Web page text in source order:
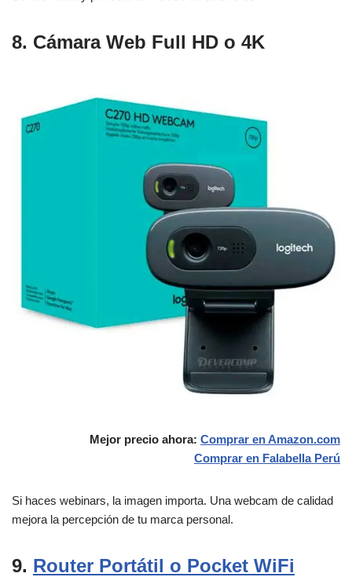
8. Cámara Web Full HD o 4K
Mejor precio ahora: Comprar en Amazon.com
Comprar en Falabella Perú
Si haces webinars, la imagen importa. Una webcam de calidad
mejora la percepción de tu marca personal.
9. Router Portátil o Pocket WiFi